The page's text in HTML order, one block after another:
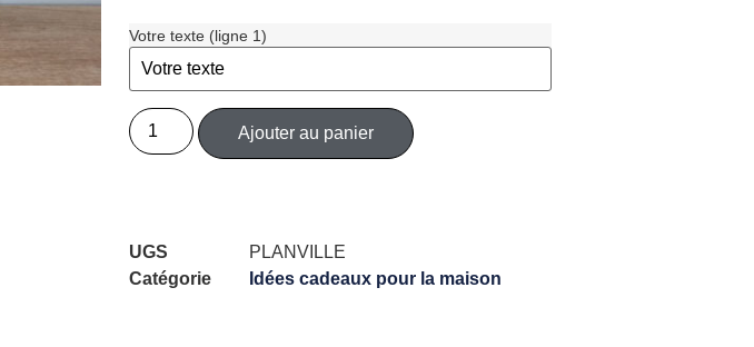
Votre texte (ligne 1)
Ajouter au panier
UGS
PLANVILLE
Catégorie
Idées cadeaux pour la maison